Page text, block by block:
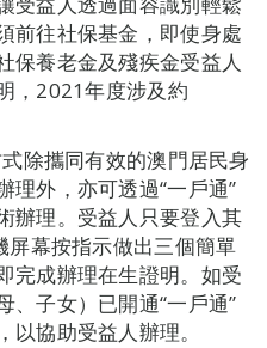
前往社保基金，即使身處
保養老金及殘疾金受益人
，2021年度涉及約
除攜同有效的澳門居民身
理外，亦可透過“一戶通”
辦理。受益人只要登入其
屏幕按指示做出三個簡單
完成辦理在生證明。如受
、子女）已開通“一戶通”
協助受益人辦理。